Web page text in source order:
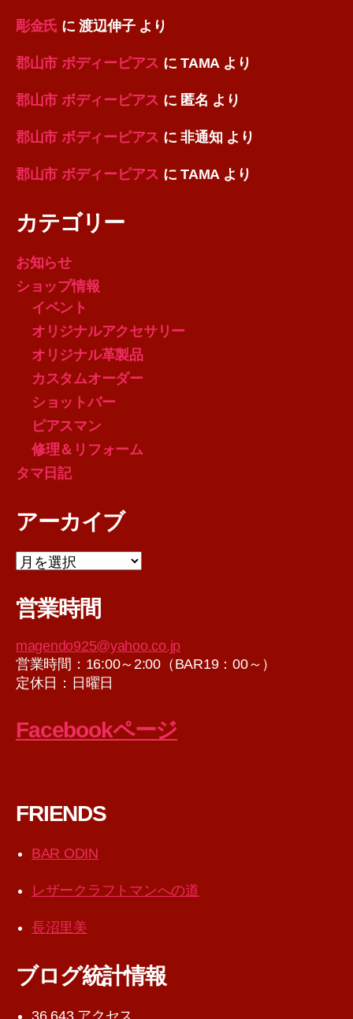
彫金氏 に渡辺伸子より
郡山市 ボディーピアス にTAMAより
郡山市 ボディーピアス に 匿名 より
郡山市 ボディーピアス に非通知 より
郡山市 ボディーピアス にTAMAより
カテゴリー
お知らせ
ショップ情報
イベント
オリジナルアクセサリー
オリジナル革製品
カスタムオーダー
ショットバー
ピアスマン
修理＆リフォーム
タマ日記
アーカイブ
ア
イ
営業時間
magendo925@yahoo.co.jp
営業時間：16:00～2:00（BAR19：00～）
定休日：日曜日
Facebookページ
FRIENDS
BAR ODIN
レザークラフトマンへの道
長沼里美
ブログ統計情報